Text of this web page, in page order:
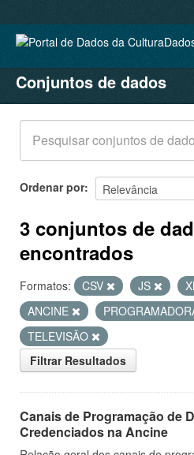
CONJUNTOS DE DADOS
ORGANIZAÇÕES
GRUPOS
SOBRE
Conjuntos de dados
Ordenar por
3 conjuntos de
encontrados
Formatos: CSV JS
ANCINE
TELEVISÃO
Filtrar Resultados
Canais de Programação de
Credenciados na Ancine